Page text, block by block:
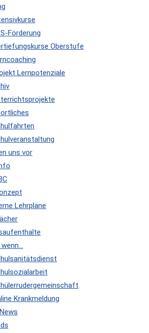
Förderung
Oberstufe
Lernpotenziale
uns vor
Lehrpläne
Krankmeldung